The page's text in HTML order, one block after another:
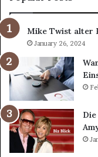
Mike Twist alter
January 26, 2024